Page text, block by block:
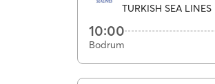
TURKISH SEA LINES
10:00
Bodrum